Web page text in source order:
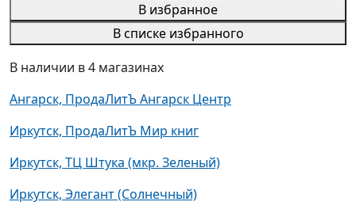
В избранное
В списке избранного
В наличии в 4 магазинах
Ангарск, ПродаЛитЪ Ангарск Центр
Иркутск, ПродаЛитЪ Мир книг
Иркутск, ТЦ Штука (мкр. Зеленый)
Иркутск, Элегант (Солнечный)